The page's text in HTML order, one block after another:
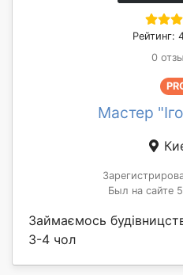
Рейтинг:
0
Мастер
Был на сайте
Займаємось
3-4 чол